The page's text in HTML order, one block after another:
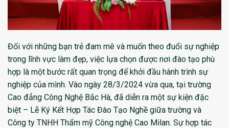
Đối với những bạn trẻ đam mê và muốn theo đuổi sự nghiệp
trong lĩnh vực làm đẹp, việc lựa chọn được nơi đào tạo phù
hợp là một bước rất quan trọng để khởi đầu hành trình sự
nghiệp của mình. Vào ngày 28/3/2024 vừa qua, tại trường
Cao đẳng Công Nghệ Bắc Hà, đã diễn ra một sự kiện đặc
biệt – Lễ Ký Kết Hợp Tác Đào Tạo Nghề giữa trường và
Công ty TNHH Thẩm mỹ Công nghệ Cao Milan. Sự hợp tác